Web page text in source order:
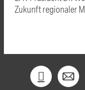
Zukunft regionaler